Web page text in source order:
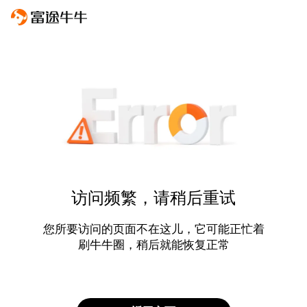
访问频繁，请稍后重试
您所要访问的页面不在这儿，它可能正忙着
刷牛牛圈，稍后就能恢复正常